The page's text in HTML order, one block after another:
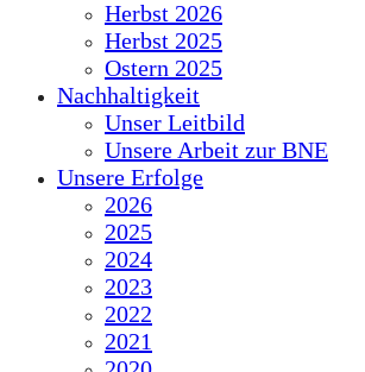
Herbst 2026
Herbst 2025
Ostern 2025
Nachhaltigkeit
Unser Leitbild
Unsere Arbeit zur BNE
Unsere Erfolge
2026
2025
2024
2023
2022
2021